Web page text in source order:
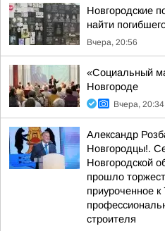
Новгородские
найти
Вчера, 20:56
«Социальный
Новгороде
Вчера, 20:34
Александр
Новгородцы!.
Новгородской
прошло
приуроченное
строителя